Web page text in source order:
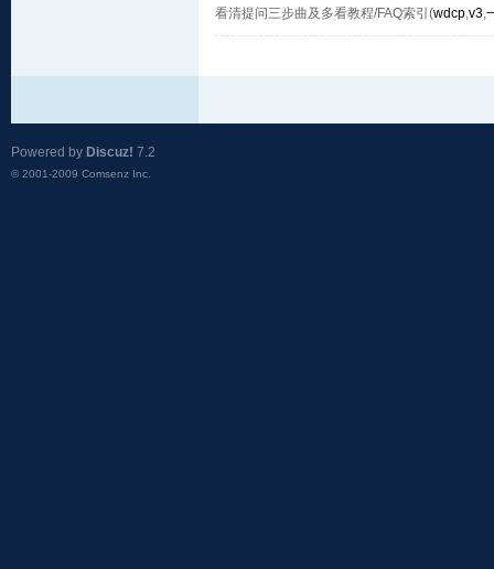
看清提问三步曲及多看教程/FAQ索引(wdcp,v3,
Powered by Discuz! 7.2
© 2001-2009 Comsenz Inc.